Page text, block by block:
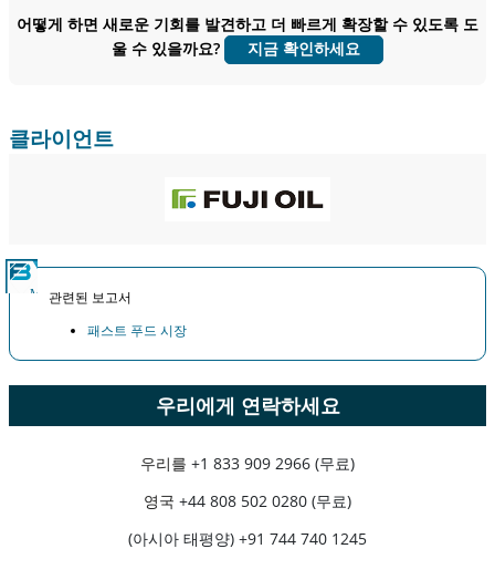
지금 맞춤 설정
어떻게 하면 새로운 기회를 발견하고 더 빠르게 확장할 수 있도록 도
울 수 있을까요?
지금 확인하세요
클라이언트
관련된 보고서
패스트 푸드 시장
우리에게 연락하세요
우리를 +1 833 909 2966 (무료)
영국 +44 808 502 0280 (무료)
(아시아 태평양) +91 744 740 1245